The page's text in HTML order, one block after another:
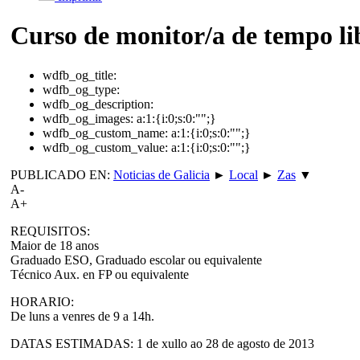
Curso de monitor/a de tempo
wdfb_og_title:
wdfb_og_type:
wdfb_og_description:
wdfb_og_images: a:1:{i:0;s:0:"";}
wdfb_og_custom_name: a:1:{i:0;s:0:"";}
wdfb_og_custom_value: a:1:{i:0;s:0:"";}
PUBLICADO EN: Noticias de Galicia ► Local ► Zas ▼
A-
A+
REQUISITOS:
Maior de 18 anos
Graduado ESO, Graduado escolar ou equivalente
Técnico Aux. en FP ou equivalente
HORARIO:
De luns a venres de 9 a 14h.
DATAS ESTIMADAS: 1 de xullo ao 28 de agosto de 2013